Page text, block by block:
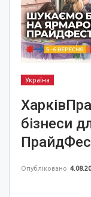
Україна
бізнеси
Опубліковано